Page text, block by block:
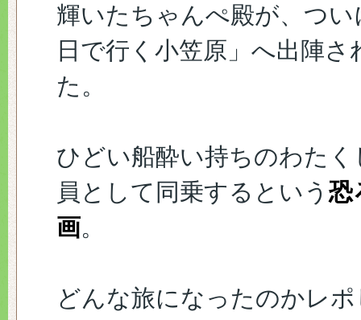
輝いたちゃんぺ殿が、つい
日で行く小笠原」へ出陣さ
た。
ひどい船酔い持ちのわたく
員として同乗するという 恐
画。
どんな旅になったのかレ